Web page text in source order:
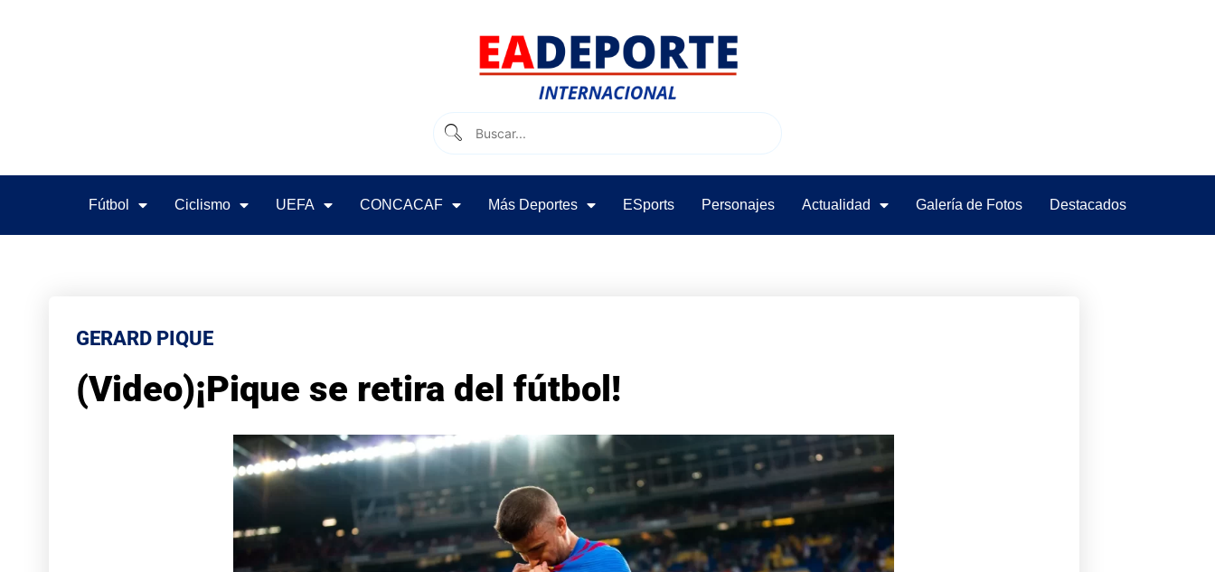
Fútbol Ciclismo UEFA CONCACAF Más Deportes ESports Personajes Actualidad Galería de Fotos Destacados
GERARD PIQUE
(Video)¡Pique se retira del fútbol!